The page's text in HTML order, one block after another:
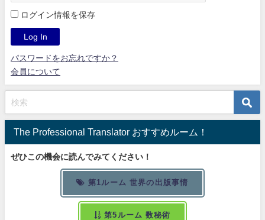
ログイン情報を保存
パスワードをお忘れですか？
会員について
The Professional Translator おすすめルーム！
ぜひこの機会に読んでみてください！
第1ルーム 世界の出版事情
第5ルーム 数秘術